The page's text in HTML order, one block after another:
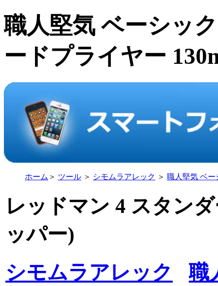
職人堅気 ベーシッ
ードプライヤー
ホーム ＞ ツール ＞ シモムラアレック ＞ 職人堅気 ベー
レッドマン 4 スタン
ッパー)
シモムラアレック
職